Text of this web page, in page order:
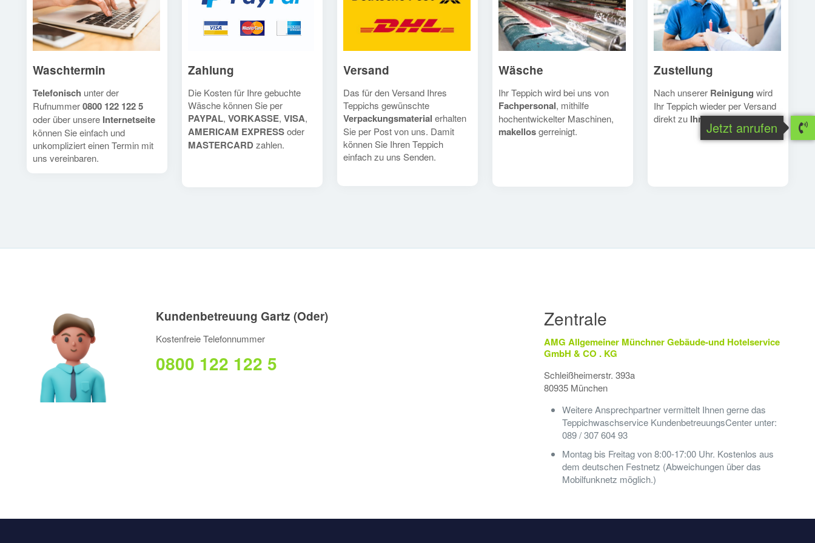
Waschtermin
Telefonisch unter der
Rufnummer0800 122 122 5
oder über unsere Internetseite
können Sie einfach und
unkompliziert einen Termin mit
uns vereinbaren.
Zahlung
Die Kosten für Ihre gebuchte
Wäsche können Sie per
PAYPAL, VORKASSE, VISA,
AMERICAM EXPRESSoder
MASTERCARDzahlen.
Versand
Das für den Versand Ihres
Teppichs gewünschte
Verpackungsmaterial erhalten
Sie per Post von uns. Damit
können Sie Ihren Teppich
einfach zu uns Senden.
Wäsche
Ihr Teppich wird bei uns von
Fachpersonal, mithilfe
hochentwickelter Maschinen,
makellosgerreinigt.
Zustellung
Nach unserer Reinigung wird
Ihr Teppich wieder per Versand
direkt zu Ihnengeschickt.
Kundenbetreuung Gartz (Oder)
Kostenfreie Telefonnummer
0800 122 122 5
Zentrale
AMG Allgemeiner Münchner Gebäude-und Hotelservice
GmbH & CO . KG
Schleißheimerstr. 393a
80935 München
Weitere Ansprechpartner vermittelt Ihnen gerne das
Teppichwaschservice KundenbetreuungsCenter unter:
089 / 307 604 93
Montag bis Freitag von 8:00-17:00 Uhr. Kostenlos aus
dem deutschen Festnetz (Abweichungen über das
Mobilfunknetz möglich.)
Jetzt anrufen